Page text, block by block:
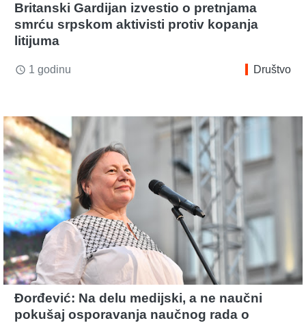
Britanski Gardijan izvestio o pretnjama
smrću srpskom aktivisti protiv kopanja
litijuma
access_time 1 godinu Društvo
Đorđević: Na delu medijski, a ne naučni
pokušaj osporavanja naučnog rada o